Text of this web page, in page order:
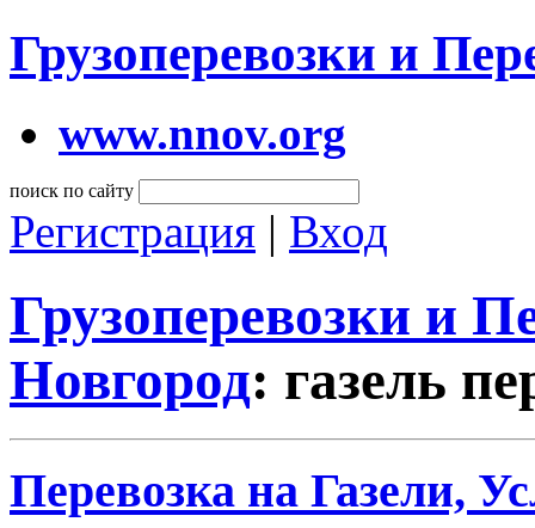
Грузоперевозки и
www.nnov.org
поиск по сайту
Регистрация | Вход
Грузоперевозки и
Новгород: газель
Перевозка на Газели,